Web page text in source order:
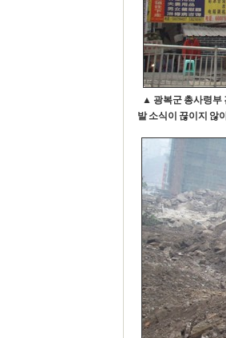
▲ 광복군 총사령부
발 소식이 끊이지 않